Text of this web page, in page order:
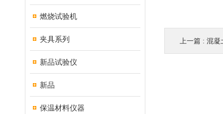
燃烧试验机
夹具系列
新品试验仪
新品
保温材料仪器
上一篇 : 混凝